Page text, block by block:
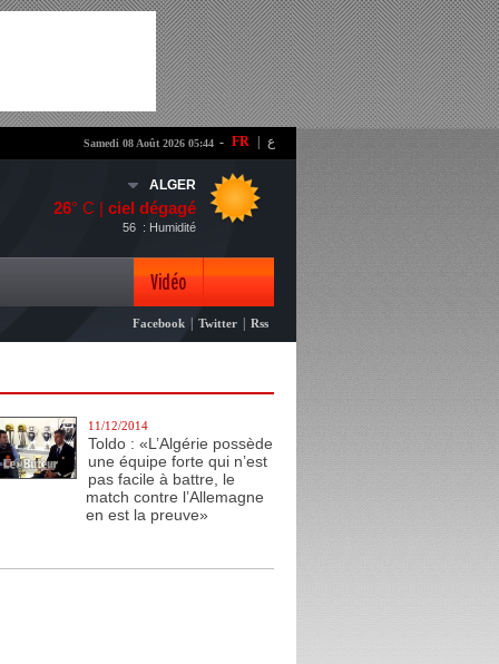
- FR ع Samedi 08 Août 2026 05:44
ALGER
26° C | ciel dégagé
: Humidité
56
Vidéo
Photo
Facebook Twitter Rss
11/12/2014
Toldo : «L’Algérie possède
une équipe forte qui n’est
pas facile à battre, le
match contre l’Allemagne
en est la preuve»